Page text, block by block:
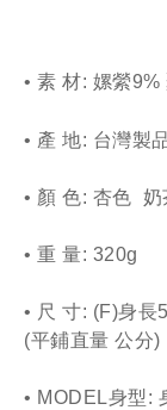
• 素 材: 嫘縈
• 產 地: 台灣製
• 顏 色: 杏色
• 重 量: 320g
• 尺 寸: (F)身長
(平鋪直量 公分)
• MODEL身型: